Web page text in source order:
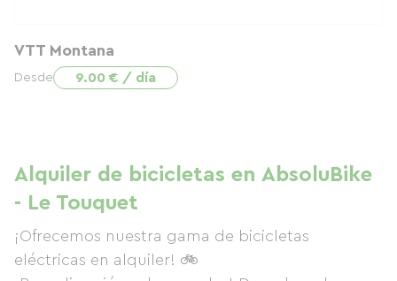
VTT Montana
Desde 9.00 € / día
Alquiler de bicicletas en AbsoluBike
- Le Touquet
¡Ofrecemos nuestra gama de bicicletas
eléctricas en alquiler! 🚲